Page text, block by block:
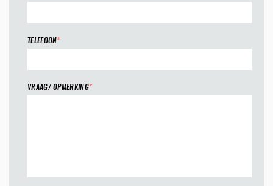
TELEFOON*
VRAAG/ OPMERKING*